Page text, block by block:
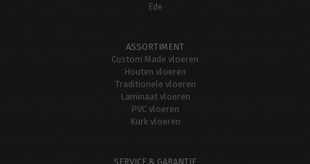
Ede
ASSORTIMENT
Custom Made vloeren
Houten vloeren
Traditionele vloeren
Laminaat vloeren
PVC vloeren
Kurk vloeren
SERVICE & GARANTIE